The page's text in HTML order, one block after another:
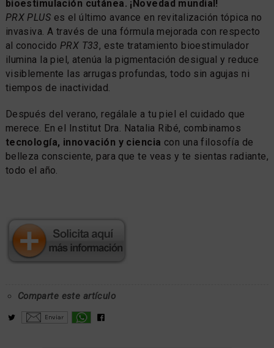
bioestimulación cutánea. ¡Novedad mundial!
PRX PLUS es el último avance en revitalización tópica no
invasiva. A través de una fórmula mejorada con respecto
al conocido PRX T33, este tratamiento bioestimulador
ilumina la piel, atenúa la pigmentación desigual y reduce
visiblemente las arrugas profundas, todo sin agujas ni
tiempos de inactividad.
Después del verano, regálale a tu piel el cuidado que
merece. En el Institut Dra. Natalia Ribé, combinamos
tecnología, innovación y ciencia con una filosofía de
belleza consciente, para que te veas y te sientas radiante,
todo el año.
Comparte este artículo